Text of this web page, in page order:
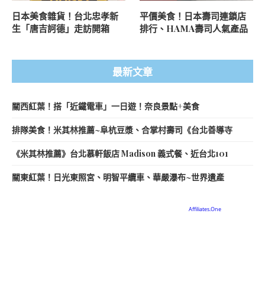
日本美食雜貨！台北忠孝新
生「唐吉訶德」走訪開箱
平價美食！日本壽司連鎖店
排行、HAMA壽司人氣產品
最新文章
關西紅葉！搭「近鐵電車」一日遊！奈良景點+美食
排隊美食！米其林推薦~阜杭豆漿、合掌村壽司《台北善導寺
《米其林推薦》台北慕軒飯店 Madison 義式餐、近台北101
關東紅葉！日光東照宮、明智平纜車、華嚴瀑布~世界遺產